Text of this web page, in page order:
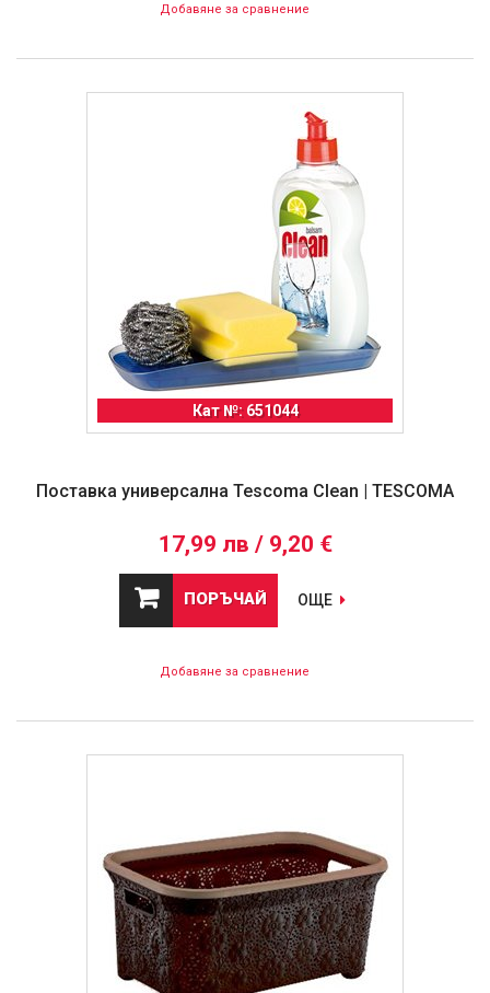
Добавяне за сравнение
Кат №: 651044
Поставка универсална Tescoma Clean | TESCOMA
17,99 лв / 9,20 €
ПОРЪЧАЙ ОЩЕ
Добавяне за сравнение